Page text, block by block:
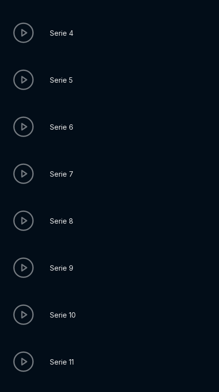
Serie 4
Serie 5
Serie 6
Serie 7
Serie 8
Serie 9
Serie 10
Serie 11